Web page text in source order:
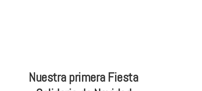
Nuestra primera Fiesta